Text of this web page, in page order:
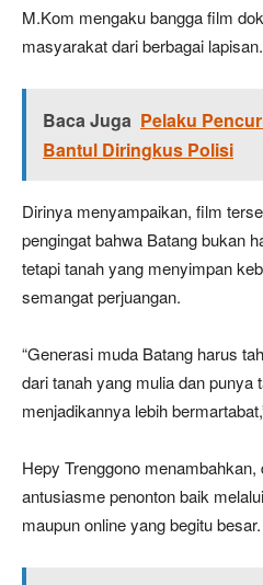
M.Kom mengaku bangga film
masyarakat dari berbagai lapisan.
Baca Juga Pelaku
Bantul Diringkus Polisi
Dirinya menyampaikan, film
pengingat bahwa Batang bukan
tetapi tanah yang menyimpan
semangat perjuangan.
“Generasi muda Batang harus
dari tanah yang mulia dan punya
menjadikannya lebih
Hepy Trenggono
antusiasme penonton baik
maupun online yang begitu besar.